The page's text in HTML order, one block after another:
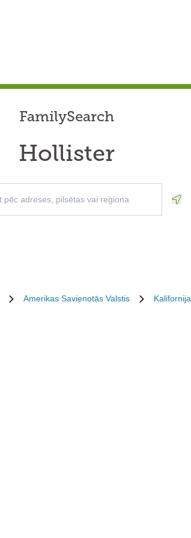
FamilySearch
Hollister
Amerikas Savienotās Valstis Kalifornija